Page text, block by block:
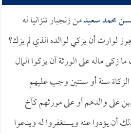
محمد سعيدمن زنجبار تنزانيا له
لوارث أن يزكي لوالده الذي لم يزك؟
زكى ماله على الورثة أن يزكوا المال
الزكاة سنة أو سنتين وجب عليهم
على والدهم أو على مورثهم كأخ
أن يؤدوا عنه ويستغفروا له ويدعوا